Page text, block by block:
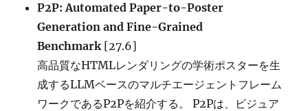
P2P: Automated Paper-to-Poster
Generation and Fine-Grained
Benchmark [27.6]
高品質なHTMLレンダリングの学術ポスターを生
成するLLMベースのマルチエージェントフレーム
ワークであるP2Pを紹介する。 P2Pは、ビジュア